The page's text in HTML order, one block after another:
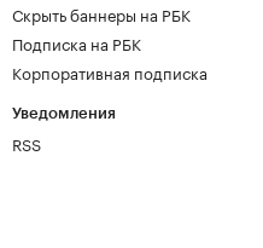
Скрыть баннеры на РБК
Подписка на РБК
Корпоративная подписка
Уведомления
RSS